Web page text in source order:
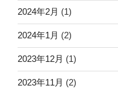
2024年2月 (1)
2024年1月 (2)
2023年12月 (1)
2023年11月 (2)